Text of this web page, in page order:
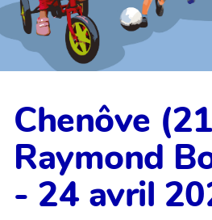
Chenôve
Raymond
- 24 avril